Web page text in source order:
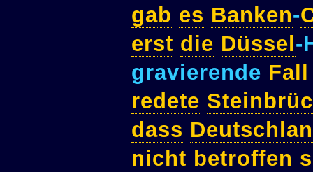
gab es Banken-
erst die Düssel -
gravierende Fall
redete
dass
nicht betroffen